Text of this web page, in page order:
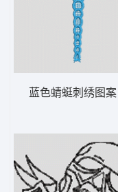
蓝色蜻蜓刺绣图案